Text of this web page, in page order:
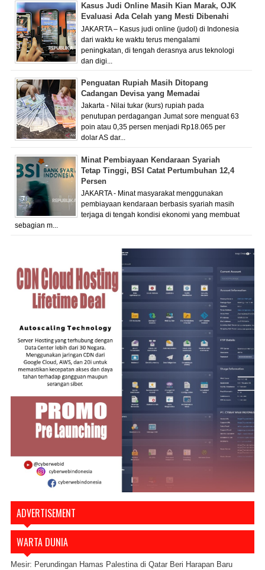
Kasus Judi Online Masih Kian Marak, OJK
Evaluasi Ada Celah yang Mesti Dibenahi
JAKARTA – Kasus judi online (judol) di Indonesia
dari waktu ke waktu terus mengalami
peningkatan, di tengah derasnya arus teknologi
dan digi...
Penguatan Rupiah Masih Ditopang
Cadangan Devisa yang Memadai
Jakarta - Nilai tukar (kurs) rupiah pada
penutupan perdagangan Jumat sore menguat 63
poin atau 0,35 persen menjadi Rp18.065 per
dolar AS dar...
Minat Pembiayaan Kendaraan Syariah
Tetap Tinggi, BSI Catat Pertumbuhan 12,4
Persen
JAKARTA - Minat masyarakat menggunakan
pembiayaan kendaraan berbasis syariah masih
terjaga di tengah kondisi ekonomi yang membuat
sebagian m...
ADVERTISEMENT
WARTA DUNIA
Mesir: Perundingan Hamas Palestina di Qatar Beri Harapan Baru